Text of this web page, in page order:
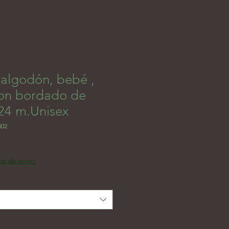
bebé ,
bordado de
m.Unisex
de envio